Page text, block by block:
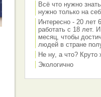
Всё что нужно
нужно только на
Интересно - 20 лет
работать с 18 лет.
месяц, чтобы
людей в стране
Не ну, а что?
Экологично